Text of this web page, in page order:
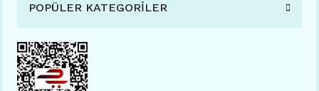
POPÜLER KATEGORİLER